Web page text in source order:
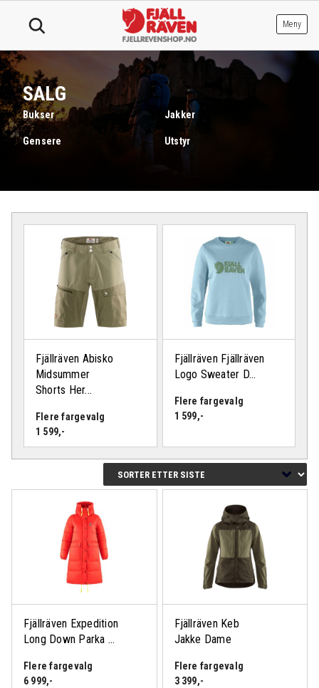
Meny
SALG
Bukser
Gensere
Jakker
Utstyr
Fjällräven Abisko
Midsummer
Shorts Her...
Flere fargevalg
1 599,-
Fjällräven Fjällräven
Logo Sweater D...
Flere fargevalg
1 599,-
Fjällräven Expedition
Long Down Parka ...
Flere fargevalg
6 999,-
Logg inn eller bli medlem
for å se medlemspris
Fjällräven Keb
Jakke Dame
Flere fargevalg
3 399,-